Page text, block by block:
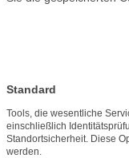
Standard
Tools, die wesentliche
einschließlich
Standortsicherheit. Diese
werden.